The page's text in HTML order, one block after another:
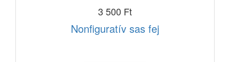
3 500 Ft
Nonfiguratív sas fej